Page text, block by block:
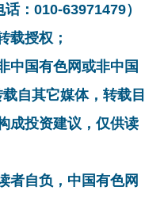
：010-63971479）
载授权；
中国有色网或非中国
自其它媒体，转载目
成投资建议，仅供读
者自负，中国有色网